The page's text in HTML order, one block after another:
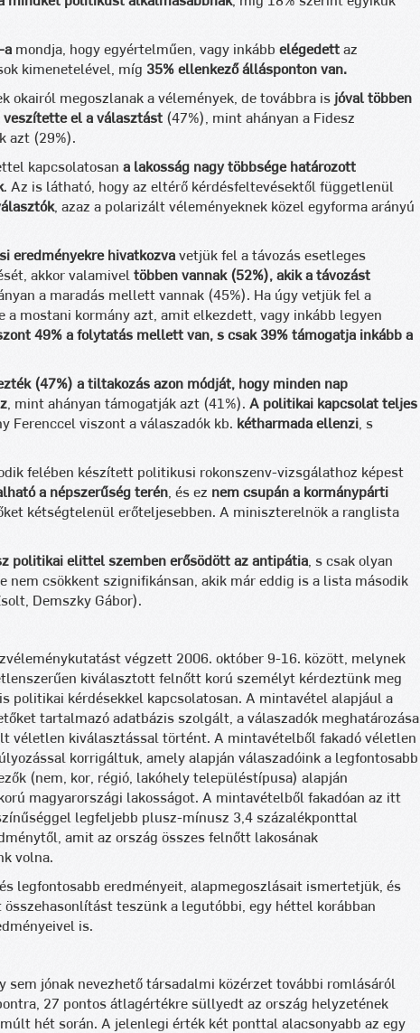
a mondja, hogy egyértelműen, vagy inkább elégedett az
kimenetelével, míg 35% ellenkező állásponton van.
okairól megoszlanak a vélemények, de továbbra is jóval többen
veszítette el a választást (47%), mint ahányan a Fidesz
azt (29%).
kapcsolatosan a lakosság nagy többsége határozott
. Az is látható, hogy az eltérő kérdésfeltevésektől függetlenül
, azaz a polarizált véleményeknek közel egyforma arányú
eredményekre hivatkozva vetjük fel a távozás esetleges
akkor valamivel többen vannak (52%), akik a távozást
a maradás mellett vannak (45%). Ha úgy vetjük fel a
a mostani kormány azt, amit elkezdett, vagy inkább legyen
49% a folytatás mellett van, s csak 39% támogatja inkább a
(47%) a tiltakozás azon módját, hogy minden nap
, mint ahányan támogatják azt (41%). A politikai kapcsolat teljes
Ferenccel viszont a válaszadók kb. kétharmada ellenzi , s
felében készített politikusi rokonszenv-vizsgálathoz képest
a népszerűség terén , és ez nem csupán a kormánypárti
őket kétségtelenül erőteljesebben. A miniszterelnök a ranglista
politikai elittel szemben erősödött az antipátia , s csak olyan
nem csökkent szignifikánsan, akik már eddig is a lista második
Demszky Gábor).
végzett 2006. október 9-16. között, melynek
kiválasztott felnőtt korú személyt kérdeztünk meg
politikai kérdésekkel kapcsolatosan. A mintavétel alapjául a
tartalmazó adatbázis szolgált, a válaszadók meghatározása
véletlen kiválasztással történt. A mintavételből fakadó véletlen
korrigáltuk, amely alapján válaszadóink a legfontosabb
(nem, kor, régió, lakóhely településtípusa) alapján
magyarországi lakosságot. A mintavételből fakadóan az itt
legfeljebb plusz-mínusz 3,4 százalékponttal
amit az ország összes felnőtt lakosának
volna.
legfontosabb eredményeit, alapmegoszlásait ismertetjük, és
teszünk a legutóbbi, egy héttel korábban
is.
sem jónak nevezhető társadalmi közérzet további romlásáról
27 pontos átlagértékre süllyedt az ország helyzetének
hét során. A jelenlegi érték két ponttal alacsonyabb az egy